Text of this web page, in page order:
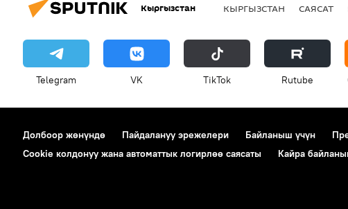
Кыргызстан КЫРГЫЗСТАН САЯСАТ
Telegram VK ТikТоk Rutube
Долбоор жөнүндө Пайдалануу эрежелери Байланыш үчүн
Cookie колдонуу жана автоматтык логирлөө саясаты
Кайра